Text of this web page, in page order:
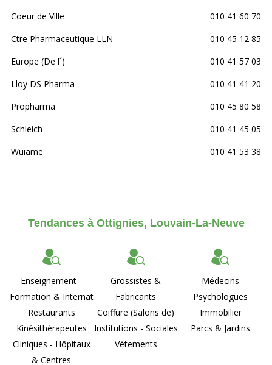
Coeur de Ville
010 41 60 70
Ctre Pharmaceutique LLN
010 45 12 85
Europe (De l´)
010 41 57 03
Lloy DS Pharma
010 41 41 20
Propharma
010 45 80 58
Schleich
010 41 45 05
Wuiame
010 41 53 38
Tendances à Ottignies, Louvain-La-Neuve
Enseignement -
Formation & Internat
Restaurants
Kinésithérapeutes
Cliniques - Hôpitaux
& Centres
Grossistes &
Fabricants
Coiffure (Salons de)
Institutions - Sociales
Vêtements
Médecins
Psychologues
Immobilier
Parcs & Jardins